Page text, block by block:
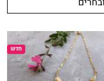
חדש